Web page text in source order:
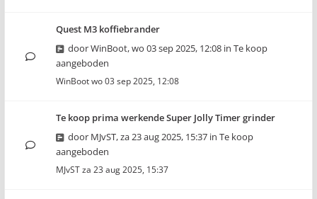
Quest M3 koffiebrander
doorWinBoot,wo 03 sep 2025, 12:08 in Te koop
aangeboden
WinBootwo 03 sep 2025, 12:08
Te koop prima werkende Super Jolly Timer grinder
door MJvST,za 23 aug 2025, 15:37 in Te koop
aangeboden
MJvSTza 23 aug 2025, 15:37